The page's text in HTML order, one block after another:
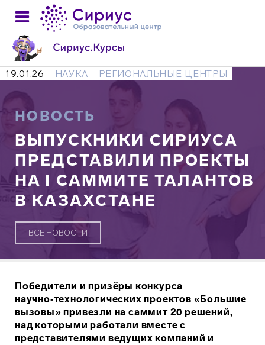
19.01.26 НАУКА РЕГИОНАЛЬНЫЕ ЦЕНТРЫ
НОВОСТЬ
ВЫПУСКНИКИ СИРИУСА
ПРЕДСТАВИЛИ ПРОЕКТЫ
НА I САММИТЕ ТАЛАНТОВ
В КАЗАХСТАНЕ
ВСЕ НОВОСТИ
Победители и призёры конкурса
научно‑технологических проектов «Большие
вызовы» привезли на саммит 20 решений,
над которыми работали вместе с
представителями ведущих компаний и